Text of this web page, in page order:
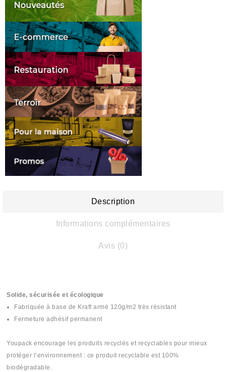
Description
Informations complémentaires
Avis (0)
Solide, sécurisée et écologique
Fabriquée à base de Kraft armé 120g/m2 très résistant
Fermeture adhésif permanent
Youpack encourage les produits recyclés et recyclables pour mieux
protéger l’environnement : ce produit recyclable est 100%
biodégradable.